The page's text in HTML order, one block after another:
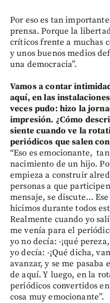
Por eso es tan
prensa. Porque la
críticos frente a muchas
y unos buenos medios
una democracia”.
Vamos a contar
aquí, en las
veces pudo: hizo la
impresión. ¿Cómo
siente cuando ve la
periódicos que salen
“Eso es emocionante,
nacimiento de un hijo.
empieza a construir
personas a que
mensaje, se discute…
hicimos durante todos
Realmente cuando yo
me venía para el
yo no decía: -¡qué
yo decía: -¡Qué dicha,
avanzar, y se me
de aquí. Y luego, en la
periódicos convertidos
cosa muy emocionante”.